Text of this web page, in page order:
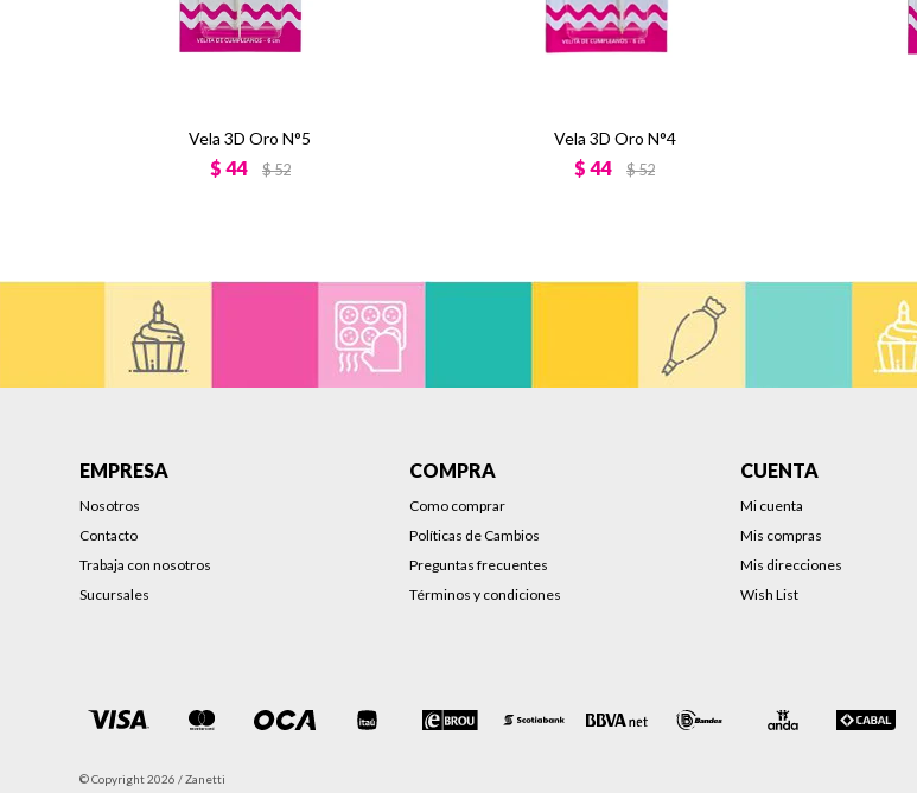
Vela 3D Oro N°5
$ 44 $52
Vela 3D Oro N°4
$ 44 $52
EMPRESA
Nosotros
Contacto
Trabaja con nosotros
Sucursales
COMPRA
Como comprar
Políticas de Cambios
Preguntas frecuentes
Términos y condiciones
CUENTA
Mi cuenta
Mis compras
Mis direcciones
Wish List
© Copyright 2026 / Zanetti